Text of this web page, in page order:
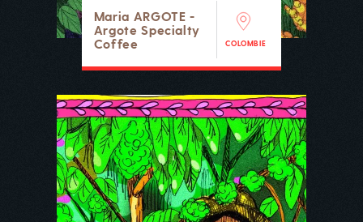
Maria ARGOTE -
Argote Specialty
Coffee
COLOMBIE